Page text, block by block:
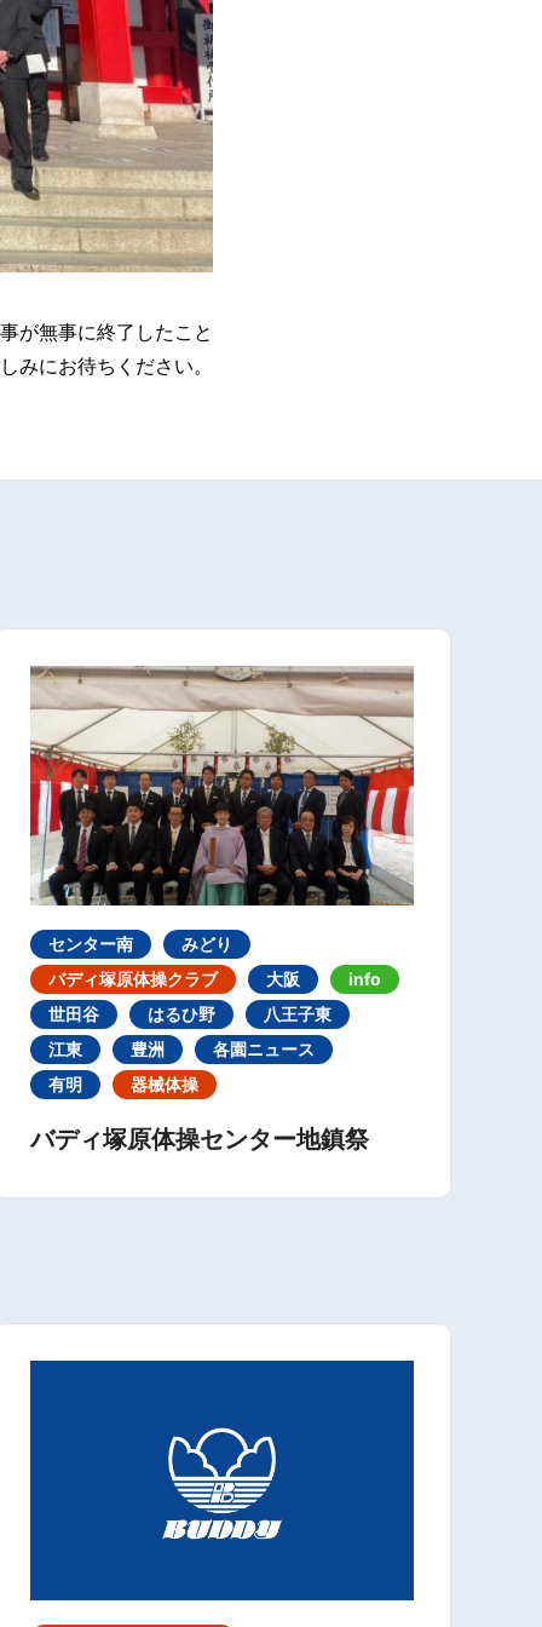
が無事に終了したこと
みにお待ちください。
センター南
みどり
バディ塚原体操クラブ
大阪
info
世田谷
はるひ野
八王子東
江東
豊洲
各園ニュース
有明
器械体操
バディ塚原体操センター地鎮祭